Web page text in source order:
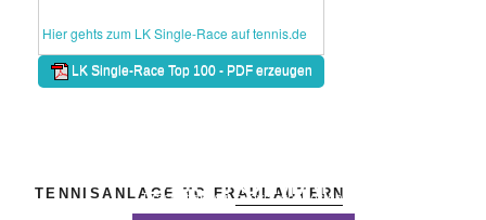
TENNISANLAGE TC FRAULAUTERN
DSGVO MAP
Präsentiert von exovia webdesign